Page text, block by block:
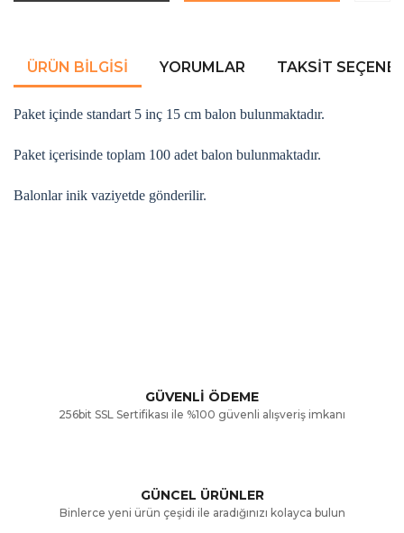
ÜRÜN BILGISI YORUMLAR TAKSIT
Paket içinde standart 5 inç 15 cm balon bulunmaktadır.
Paket içerisinde toplam 100 adet balon bulunmaktadır.
Balonlar inik vaziyetde gönderilir.
Ürün resmi kalitesiz, bozuk veya görüntülenemiyor.
Ürün bilgilerinde hatalar bulunuyor.
GÜVENLİ ÖDEME
256bit SSL Sertifikası ile %100 güvenli alışveriş imkanı
GÜNCEL ÜRÜNLER
Binlerce yeni ürün çeşidi ile aradığınızı kolayca bulun